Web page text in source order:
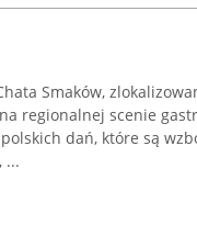
Smaków,
regionalnej scenie
dań, które są
...